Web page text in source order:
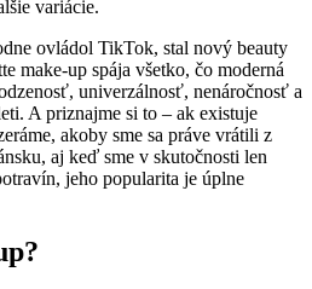
variácie.
ovládol TikTok, stal nový beauty
make-up spája všetko, čo moderná
univerzálnosť, nenáročnosť a
A priznajme si to – ak existuje
akoby sme sa práve vrátili z
aj keď sme v skutočnosti len
jeho popularita je úplne